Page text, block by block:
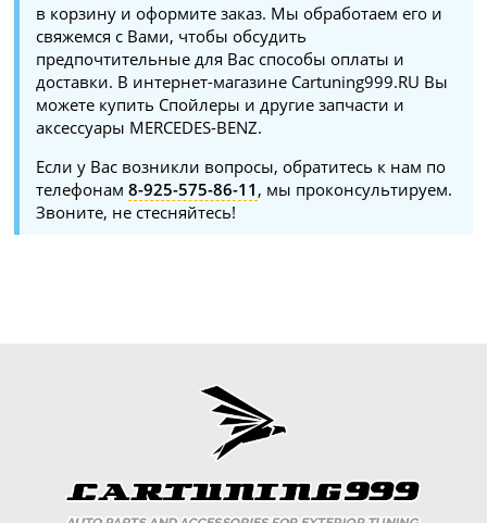
в корзину и оформите заказ. Мы обработаем его и
свяжемся с Вами, чтобы обсудить
предпочтительные для Вас способы оплаты и
доставки. В интернет-магазине Cartuning999.RU Вы
можете купить Спойлеры и другие запчасти и
аксессуары MERCEDES-BENZ.
Если у Вас возникли вопросы, обратитесь к нам по
телефонам8-925-575-86-11 , мы проконсультируем.
Звоните, не стесняйтесь!